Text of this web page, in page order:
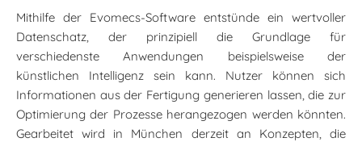
Mithilfe der Evomecs-Software entstünde ein wertvoller
Datenschatz, der prinzipiell die Grundlage für
verschiedenste Anwendungen beispielsweise der
künstlichen Intelligenz sein kann. Nutzer können sich
Informationen aus der Fertigung generieren lassen, die zur
Optimierung der Prozesse herangezogen werden könnten.
Gearbeitet wird in München derzeit an Konzepten, die